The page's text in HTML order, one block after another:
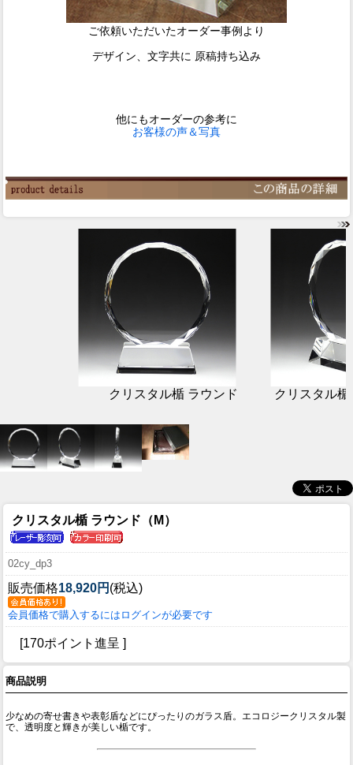
ご依頼いただいたオーダー事例より
デザイン、文字共に 原稿持ち込み
他にもオーダーの参考に
お客様の声＆写真
クリスタル楯 ラウンド
クリスタル
クリスタル楯 ラウンド（M）
02cy_dp3
販売価格18,920円 (税込)
会員価格で購入するにはログインが必要です
[170ポイント進呈 ]
商品説明
少なめの寄せ書きや表彰盾などにぴったりのガラス盾。エコロジークリスタル製
で、透明度と輝きが美しい楯です。